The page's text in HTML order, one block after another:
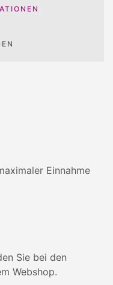
Einnahme
Sie bei den
Webshop.